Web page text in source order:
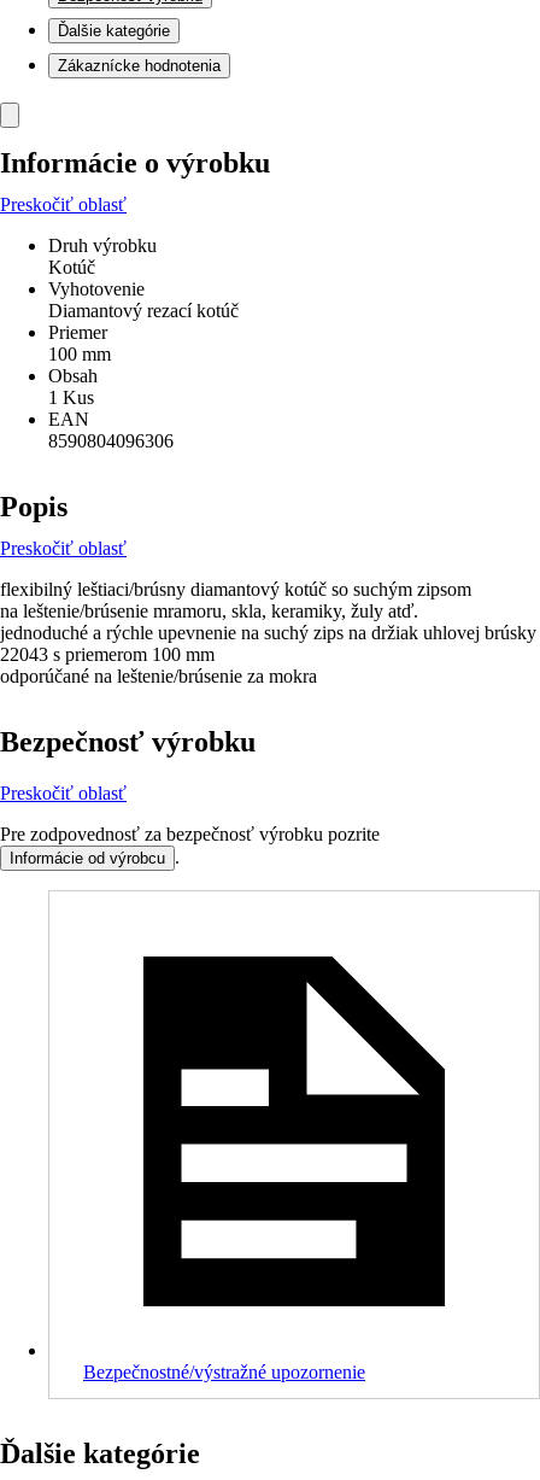
Ďalšie kategórie
Zákaznícke hodnotenia
Informácie o výrobku
Preskočiť oblasť
Druh výrobku
Kotúč
Vyhotovenie
Diamantový rezací kotúč
Priemer
100 mm
Obsah
1 Kus
EAN
8590804096306
Popis
Preskočiť oblasť
flexibilný leštiaci/brúsny diamantový kotúč so suchým zipsom
na leštenie/brúsenie mramoru, skla, keramiky, žuly atď.
jednoduché a rýchle upevnenie na suchý zips na držiak uhlovej brúsky
22043 s priemerom 100 mm
odporúčané na leštenie/brúsenie za mokra
Bezpečnosť výrobku
Preskočiť oblasť
Pre zodpovednosť za bezpečnosť výrobku pozrite
Informácie od výrobcu .
Bezpečnostné/výstražné upozornenie
Ďalšie kategórie